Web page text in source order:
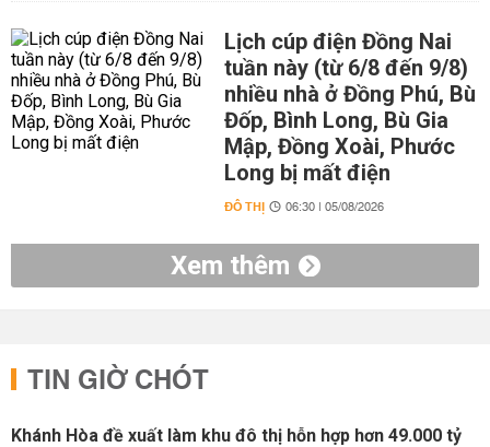
Lịch cúp điện Đồng Nai
tuần này (từ 6/8 đến 9/8)
nhiều nhà ở Đồng Phú, Bù
Đốp, Bình Long, Bù Gia
Mập, Đồng Xoài, Phước
Long bị mất điện
ĐÔ THỊ 06:30 | 05/08/2026
Xem thêm
TIN GIỜ CHÓT
Khánh Hòa đề xuất làm khu đô thị hỗn hợp hơn 49.000 tỷ